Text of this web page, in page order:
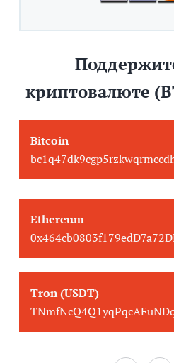
криптовалюте
Bitcoin
Ethereum
Tron (USDT)